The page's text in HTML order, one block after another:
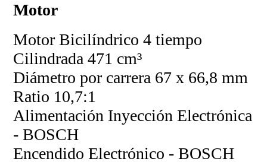
Motor
Motor Bicilíndrico 4 tiempo
Cilindrada 471 cm³
Diámetro por carrera 67 x 66,8 mm
Ratio 10,7:1
Alimentación Inyección Electrónica
- BOSCH
Encendido Electrónico - BOSCH